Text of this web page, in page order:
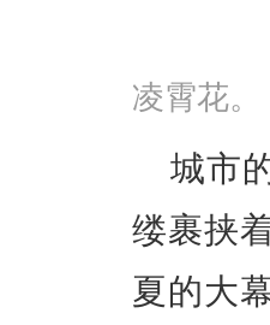
凌霄花。​
城市
缕裹挟
夏的大